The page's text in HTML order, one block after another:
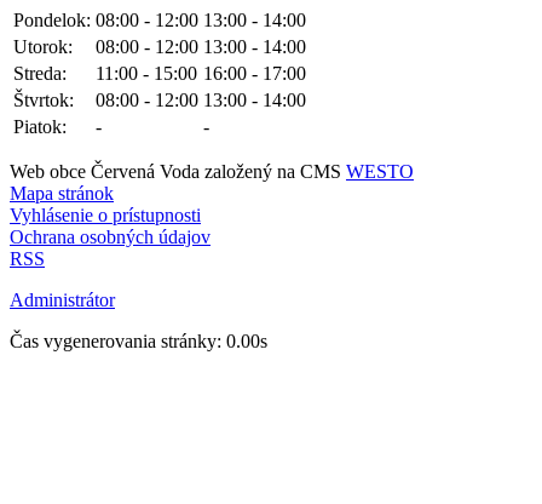
Pondelok: 08:00 - 12:00 13:00 - 14:00
Utorok:
08:00 - 12:00 13:00 - 14:00
Streda:
11:00 - 15:00 16:00 - 17:00
Štvrtok:
08:00 - 12:00 13:00 - 14:00
Piatok:
- -
Web obce Červená Voda založený na CMS WESTO
Mapa stránok
Vyhlásenie o prístupnosti
Ochrana osobných údajov
RSS
Administrátor
Čas vygenerovania stránky: 0.00s